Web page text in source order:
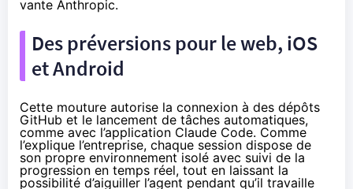
vante Anthropic.
Des préversions pour le web, iOS
et Android
Cette mouture autorise la connexion à des dépôts
GitHub et le lancement de tâches automatiques,
comme avec l’application Claude Code. Comme
l’explique l’entreprise, chaque session dispose de
son propre environnement isolé avec suivi de la
progression en temps réel, tout en laissant la
possibilité d’aiguiller l’agent pendant qu’il travaille